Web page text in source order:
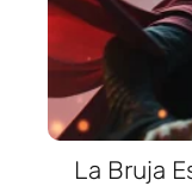
La Bruja